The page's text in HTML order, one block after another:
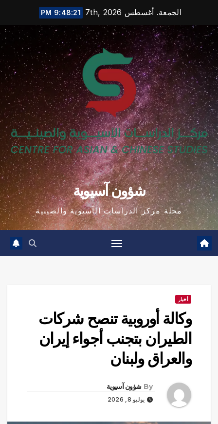
content
الجمعة. أغسطس 7th, 2026 9:48:22 PM
شؤون آسيوية
مجلة مركز الدراسات الآسيوية والصينية
أخبار
وكالة أوروبية تنصح شركات
الطيران بتجنب أجواء إيران
والعراق ولبنان
By شؤون آسيوية
يوليو 8, 2026